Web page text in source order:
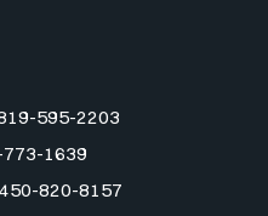
595-2203
1639
450-820-8157